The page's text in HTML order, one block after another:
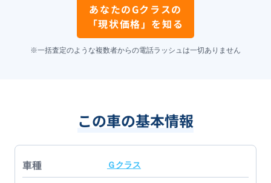
あなたのGクラスの
「現状価格」を知る
※一括査定のような複数者からの電話ラッシュは一切ありません
この車の基本情報
車種 Ｇクラス